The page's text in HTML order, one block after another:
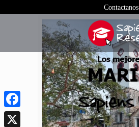
Contactanos
Facebook